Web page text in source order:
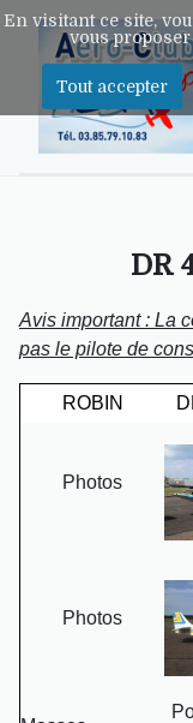
DR
Avis important : La
pas le pilote de
ROBIN
Photos
Photos
En visitant ce site,
vous
Tout accepter